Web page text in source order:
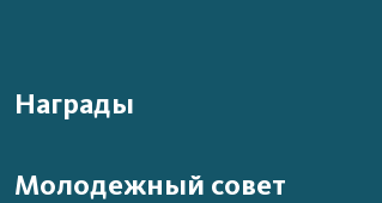
Награды
Молодежный совет